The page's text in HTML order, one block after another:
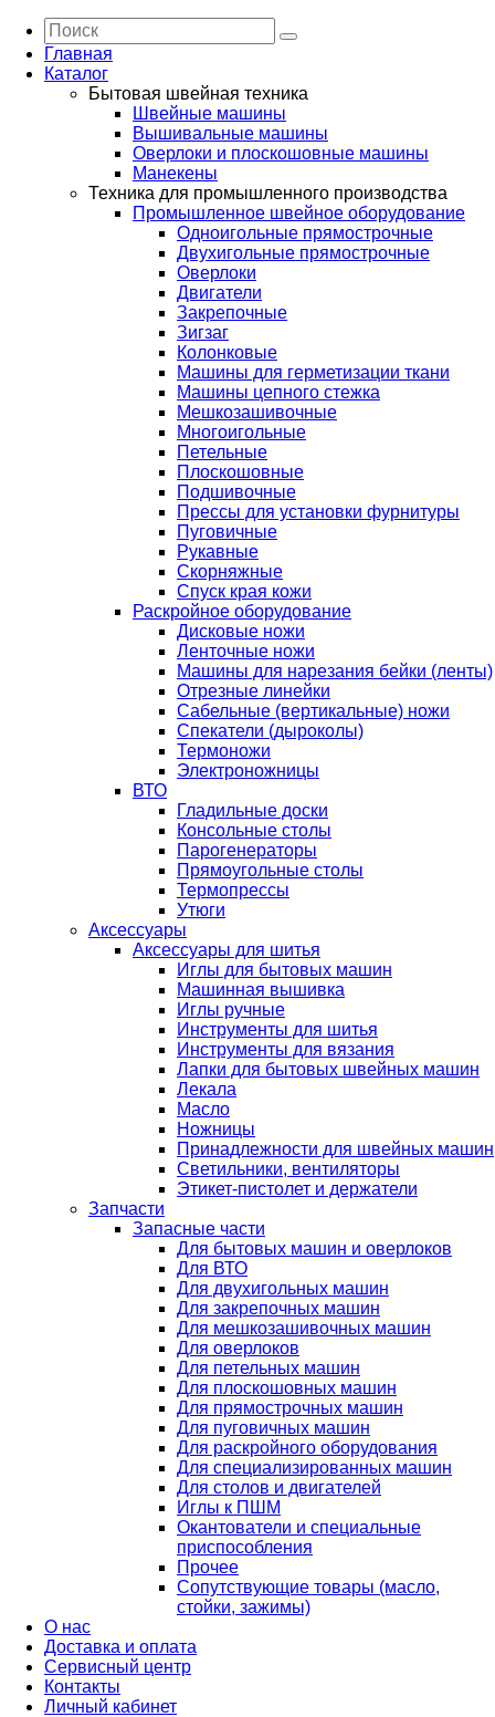
Главная
Каталог
Бытовая швейная техника
Швейные машины
Вышивальные машины
Оверлоки и плоскошовные машины
Манекены
Техника для промышленного производства
Промышленное швейное оборудование
Одноигольные прямострочные
Двухигольные прямострочные
Оверлоки
Двигатели
Закрепочные
Зигзаг
Колонковые
Машины для герметизации ткани
Машины цепного стежка
Мешкозашивочные
Многоигольные
Петельные
Плоскошовные
Подшивочные
Прессы для установки фурнитуры
Пуговичные
Рукавные
Скорняжные
Спуск края кожи
Раскройное оборудование
Дисковые ножи
Ленточные ножи
Машины для нарезания бейки (ленты)
Отрезные линейки
Сабельные (вертикальные) ножи
Спекатели (дыроколы)
Термоножи
Электроножницы
ВТО
Гладильные доски
Консольные столы
Парогенераторы
Прямоугольные столы
Термопрессы
Утюги
Аксессуары
Аксессуары для шитья
Иглы для бытовых машин
Машинная вышивка
Иглы ручные
Инструменты для шитья
Инструменты для вязания
Лапки для бытовых швейных машин
Лекала
Масло
Ножницы
Принадлежности для швейных машин
Светильники, вентиляторы
Этикет-пистолет и держатели
Запчасти
Запасные части
Для бытовых машин и оверлоков
Для ВТО
Для двухигольных машин
Для закрепочных машин
Для мешкозашивочных машин
Для оверлоков
Для петельных машин
Для плоскошовных машин
Для прямострочных машин
Для пуговичных машин
Для раскройного оборудования
Для специализированных машин
Для столов и двигателей
Иглы к ПШМ
Окантователи и специальные
приспособления
Прочее
Сопутствующие товары (масло,
стойки, зажимы)
О нас
Доставка и оплата
Сервисный центр
Контакты
Личный кабинет